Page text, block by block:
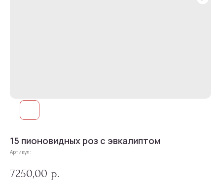
15 пионовидных роз с эвкалиптом
Артикул:
7250,00 р.